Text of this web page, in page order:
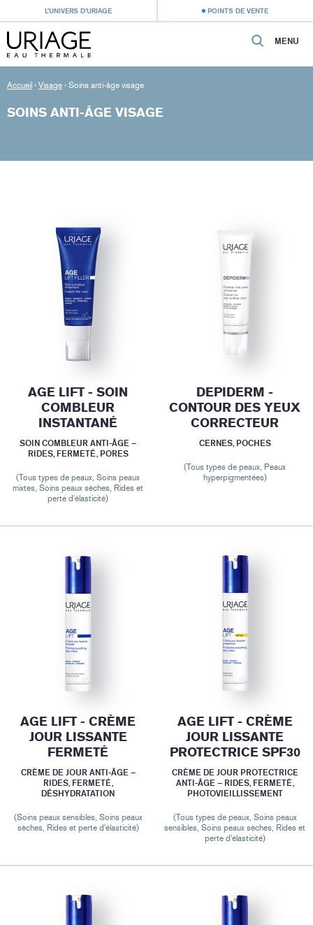
L’UNIVERS D’URIAGE POINTS DE VENTE
MENU
Accueil › Visage › Soins anti-âge visage
SOINS ANTI-ÂGE VISAGE
AGE LIFT - SOIN
COMBLEUR
INSTANTANÉ
SOIN COMBLEUR ANTI-ÂGE –
RIDES, FERMETÉ, PORES
(Tous types de peaux, Soins peaux
mixtes, Soins peaux sèches, Rides et
perte d'élasticité)
DEPIDERM -
CONTOUR DES YEUX
CORRECTEUR
CERNES, POCHES
(Tous types de peaux, Peaux
hyperpigmentées)
AGE LIFT - CRÈME
JOUR LISSANTE
FERMETÉ
CRÈME DE JOUR ANTI-ÂGE –
RIDES, FERMETÉ,
DÉSHYDRATATION
(Soins peaux sensibles, Soins peaux
sèches, Rides et perte d'élasticité)
AGE LIFT - CRÈME
JOUR LISSANTE
PROTECTRICE SPF30
CRÈME DE JOUR PROTECTRICE
ANTI-ÂGE – RIDES, FERMETÉ,
PHOTOVIEILLISSEMENT
(Tous types de peaux, Soins peaux
sensibles, Soins peaux sèches, Rides et
perte d'élasticité)